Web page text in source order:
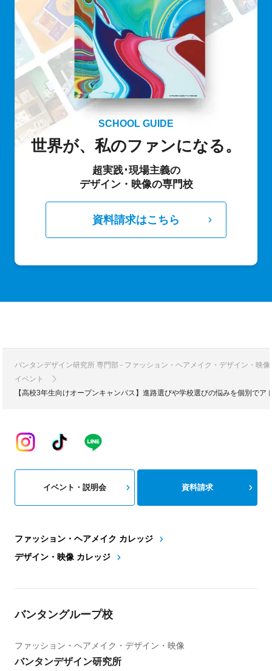
SCHOOL GUIDE
世界が、私のファンになる。
超実践･現場主義の
デザイン・映像の専門校
資料請求はこちら
バンタンデザイン研究所 専門部 - ファッション・ヘアメイク・デザイン・映
イベント
【高校3年生向けオープンキャンパス】進路選びや学校選びの悩みを個別で
ファッション・ヘアメイク カレッジ
デザイン・映像 カレッジ
イベント・説明会 資料請求
バンタングループ校
ファッション・ヘアメイク・デザイン・映像
バンタンデザイン研究所